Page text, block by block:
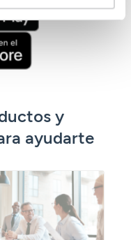
y
ayudarte